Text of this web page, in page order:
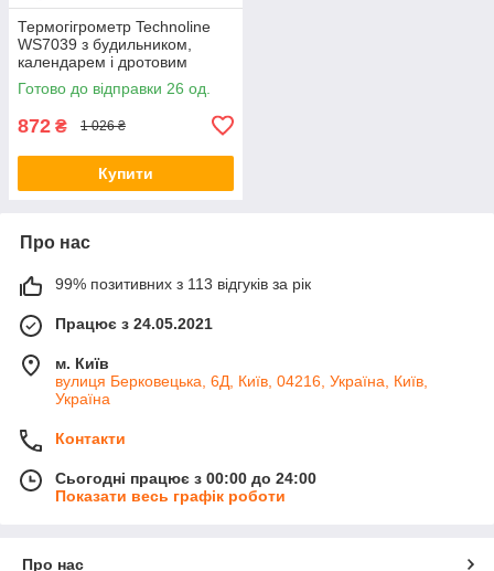
Термогігрометр Technoline
WS7039 з будильником,
календарем і дротовим
сенсором 140 см, білий
Готово до відправки 26 од.
872 ₴ 1 026 ₴
Купити
Про нас
99% позитивних з 113 відгуків за рік
Працює з 24.05.2021
м. Київ
вулиця Берковецька, 6Д, Київ, 04216, Україна, Київ,
Україна
Контакти
Сьогодні працює з 00:00 до 24:00
Показати весь графік роботи
Про нас